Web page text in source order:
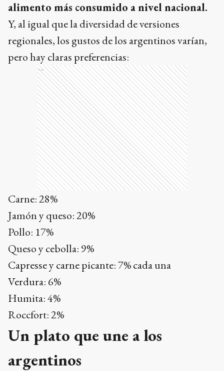
alimento más consumido a nivel nacional.
Y, al igual que la diversidad de versiones
regionales, los gustos de los argentinos varían,
pero hay claras preferencias:
Ads
Carne: 28%
Jamón y queso: 20%
Pollo: 17%
Queso y cebolla: 9%
Capresse y carne picante: 7% cada una
Verdura: 6%
Humita: 4%
Roccfort: 2%
Un plato que une a los
argentinos